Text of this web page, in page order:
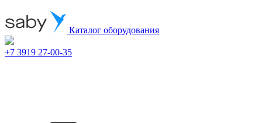
Каталог оборудования
+7 3919 27-00-35